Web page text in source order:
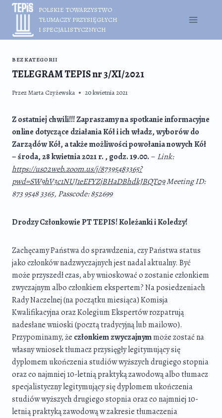
Przejdź
treści
POLSKIE TOWARZYSTWO
TŁUMACZY PRZYSIĘGŁYCH
I SPECJALISTYCZNYCH
BEZ KATEGORII
TELEGRAM TEPIS nr 3/XI/2021
PrzezMarta Czyżewska 20 kwietnia 2021
Z ostatniej chwili!!! Zapraszamy na spotkanie informacyjne
online dotyczące działania Kół i ich władz, wyborów do
Zarządów Kół, a także możliwości powołania nowych Kół
– środa, 28 kwietnia 2021 r. , godz. 19.00. – Link:
https://us02web.zoom.us/j/87395483365?
pwd=SW9hV3c1NUJ1eEFYZjBHaDBhdkJBQT09Meeting ID:
873 9548 3365, Passcode: 852699
Drodzy Członkowie PT TEPIS!Koleżanki i Koledzy!
Zachęcamy Państwa do sprawdzenia, czy Państwa status
jako członków nadzwyczajnych jest nadal aktualny. Być
może przyszedł czas, aby wnioskować o zostanie członkiem
zwyczajnym albo członkiem ekspertem? Na posiedzeniach
Rady Naczelnej (na początku miesiąca) Komisja
Kwalifikacyjna oraz Kolegium Ekspertów rozpatrują
nadesłane wnioski (pocztą tradycyjną lub mailowo).
Przypominamy, że członkiem zwyczajnymmoże zostać na
własny wniosek tłumacz przysięgły legitymujący się
dyplomem ukończenia studiów wyższych drugiego stopnia
oraz co najmniej 10-letnią praktyką zawodową albo tłumacz
specjalistyczny legitymujący się dyplomem ukończenia
studiów wyższych drugiego stopnia oraz co najmniej 10-
letnią praktyką zawodową w zakresie tłumaczenia